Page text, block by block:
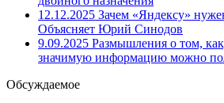
12.12.2025 Зачем «Яндексу»
Объясняет Юрий Синодов
9.09.2025 Размышления о том,
значимую информацию можно
Обсуждаемое